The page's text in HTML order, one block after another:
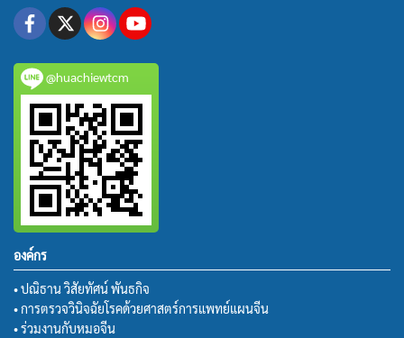
@huachiewtcm
องค์กร
• ปณิธาน วิสัยทัศน์ พันธกิจ
• การตรวจวินิจฉัยโรคด้วยศาสตร์การแพทย์แผนจีน
• ร่วมงานกับหมอจีน